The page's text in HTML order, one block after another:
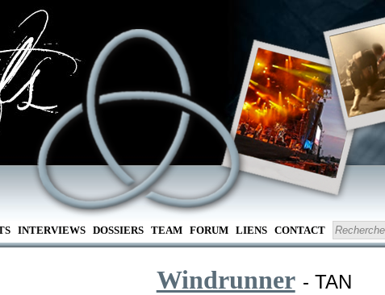
INTERVIEWS DOSSIERS TEAM FORUM LIENS CONTACT
Windrunner - TAN